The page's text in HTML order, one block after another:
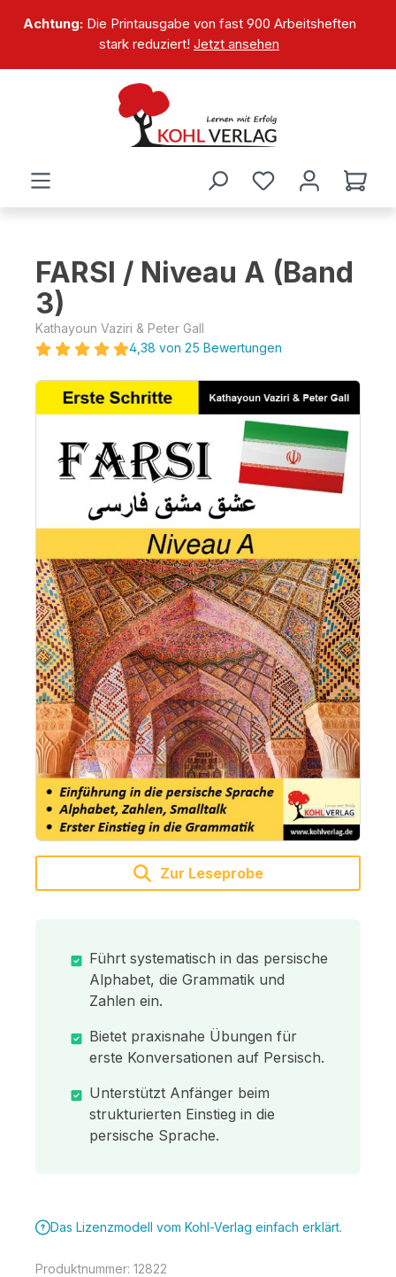
springen
Achtung:Die Printausgabe von fast 900 Arbeitsheften
stark reduziert! Jetzt ansehen
FARSI / Niveau A (Band
3)
Kathayoun Vaziri & Peter Gall
4,38 von 25 Bewertungen
Bildergalerie überspringen
Zur Leseprobe
Führt systematisch in das persische
Alphabet, die Grammatik und
Zahlen ein.
Bietet praxisnahe Übungen für
erste Konversationen auf Persisch.
Unterstützt Anfänger beim
strukturierten Einstieg in die
persische Sprache.
Das Lizenzmodell vom Kohl-Verlag einfach erklärt.
Produktnummer: 12822